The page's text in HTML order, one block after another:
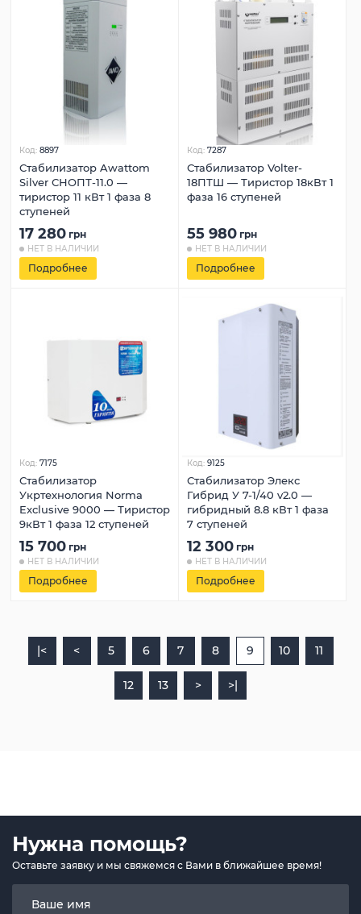
Код: 8897
Стабилизатор Awattom
Silver СНОПТ-11.0 —
тиристор 11 кВт 1 фаза 8
ступеней
17 280 грн
НЕТ В НАЛИЧИИ
Подробнее
Код: 7287
Стабилизатор Volter-
18ПТШ — Тиристор 18кВт 1
фаза 16 ступеней
55 980 грн
НЕТ В НАЛИЧИИ
Подробнее
Код: 7175
Стабилизатор
Укртехнология Norma
Exclusive 9000 — Тиристор
9кВт 1 фаза 12 ступеней
15 700 грн
НЕТ В НАЛИЧИИ
Подробнее
Код: 9125
Стабилизатор Элекс
Гибрид У 7-1/40 v2.0 —
гибридный 8.8 кВт 1 фаза
7 ступеней
12 300 грн
НЕТ В НАЛИЧИИ
Подробнее
|< < 5 6 7 8 9 10 11
12 13 > >|
Нужна помощь?
Оставьте заявку и мы свяжемся с Вами в ближайшее время!